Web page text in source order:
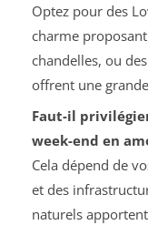
Optez pour des
charme
chandelles, ou
offrent une
Faut-il
week-end en
Cela dépend de
et des
naturels